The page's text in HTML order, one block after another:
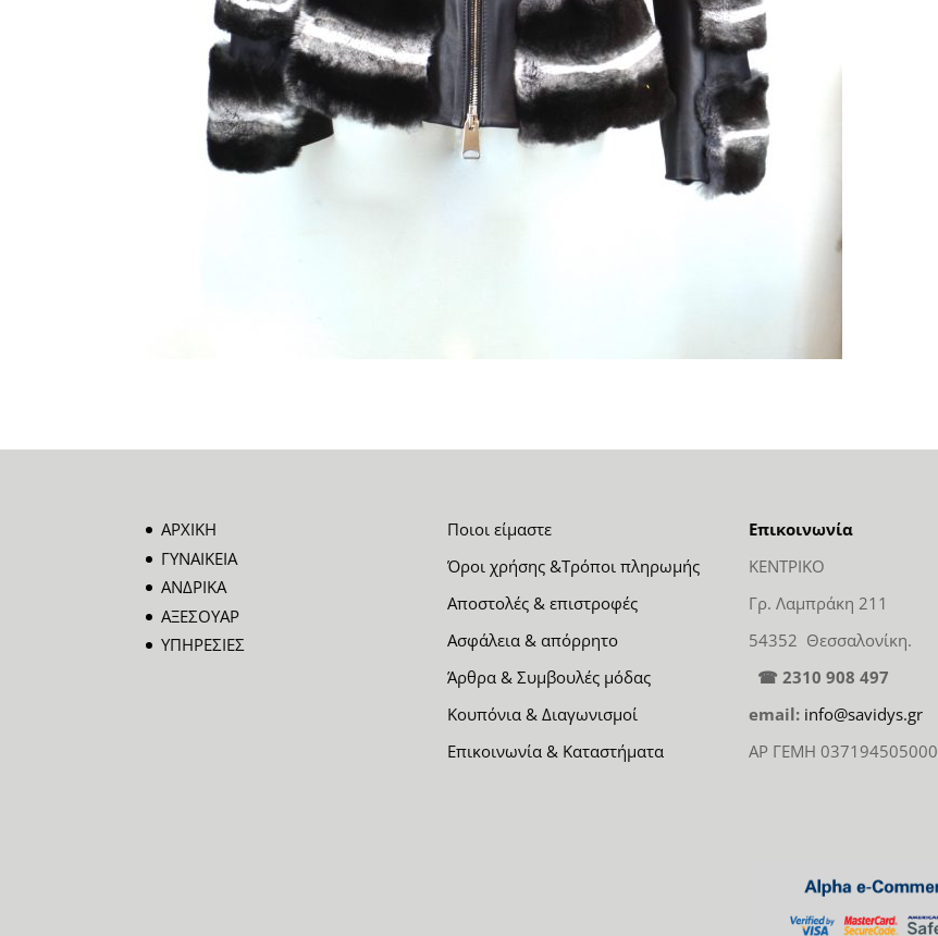
ΑΡΧΙΚΗ
ΓΥΝΑΙΚΕΙΑ
ΑΝΔΡΙΚΑ
ΑΞΕΣΟΥΑΡ
ΥΠΗΡΕΣΙΕΣ
Ποιοι είμαστε
Όροι χρήσης &Τρόποι πληρωμής
Αποστολές & επιστροφές
Ασφάλεια & απόρρητο
Άρθρα & Συμβουλές μόδας
Κουπόνια & Διαγωνισμοί
Επικοινωνία & Καταστήματα
Επικοινωνία
ΚΕΝΤΡΙΚΟ
Γρ. Λαμπράκη 211
54352 Θεσσαλονίκη.
☎ 2310 908 497
email: info@savidys.gr
ΑΡ ΓΕΜΗ 037194505000